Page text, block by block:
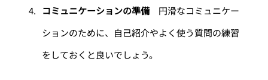
コミュニケーションの準備 円滑なコミュニケー
ションのために、自己紹介やよく使う質問の練習
をしておくと良いでしょう。